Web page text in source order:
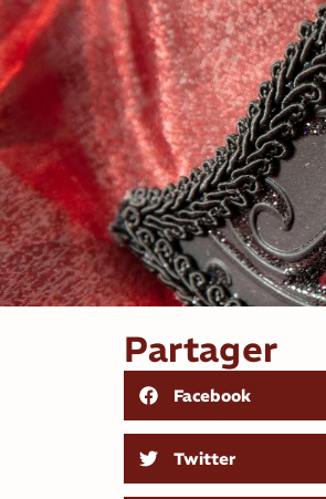
Partager
Facebook
Twitter